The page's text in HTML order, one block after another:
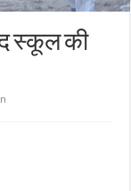
स्कूल की